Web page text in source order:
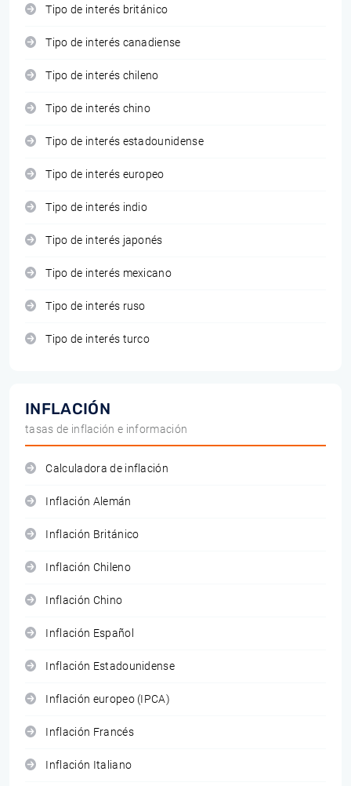
Tipo de interés británico
Tipo de interés canadiense
Tipo de interés chileno
Tipo de interés chino
Tipo de interés estadounidense
Tipo de interés europeo
Tipo de interés indio
Tipo de interés japonés
Tipo de interés mexicano
Tipo de interés ruso
Tipo de interés turco
INFLACIÓN
tasas de inflación e información
Calculadora de inflación
Inflación Alemán
Inflación Británico
Inflación Chileno
Inflación Chino
Inflación Español
Inflación Estadounidense
Inflación europeo (IPCA)
Inflación Francés
Inflación Italiano